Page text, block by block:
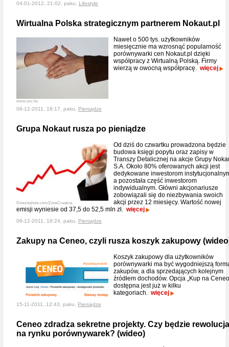
04-01-2012, 21:02, paku, Lifestyle
Wirtualna Polska strategicznym partnerem Nokaut.pl
www.sxc.hu
Nawet o 500 tys. użytkowników
miesięcznie ma wzrosnąć popularność
porównywarki cen Nokaut.pl dzięki
współpracy z Wirtualną Polską. Firmy
wierzą w owocną współpracę. więcej
08-12-2011, 18:17, paku, Pieniądze
Grupa Nokaut rusza po pieniądze
©istockphoto.com/ZoneCreative
Od dziś do czwartku prowadzona będzie
budowa księgi popytu oraz zapisy w
Transzy Detalicznej na akcje Grupy
S.A. Około 80% oferowanych akcji jest
dedykowane inwestorom
a pozostała część inwestorom
indywidualnym. Główni akcjonariusze
zobowiązali się do niezbywania swoich
akcji przez 12 miesięcy. Wartość nowej
emisji wyniesie od 37,5 do 52,5 mln zł. więcej
06-12-2011, 18:24, paku, Pieniądze
Zakupy na Ceneo, czyli rusza koszyk zakupowy
Koszyk zakupowy dla użytkowników
porównywarki ma być wygodniejszą
zakupów, a dla sprzedających kolejnym
źródłem dochodów. Opcja „Kup na
dostępna jest już w kilku
kategoriach. więcej
15-11-2011, 12:43, paku, Pieniądze
Ceneo zdradza sekretne projekty. Czy będzie rewolucja
na rynku porównywarek? (wideo)